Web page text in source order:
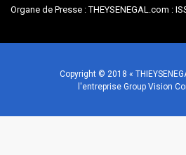
Organe de Presse : THEYSENEGAL.com :
Copyright © 2018 «
l'entreprise Group Vision